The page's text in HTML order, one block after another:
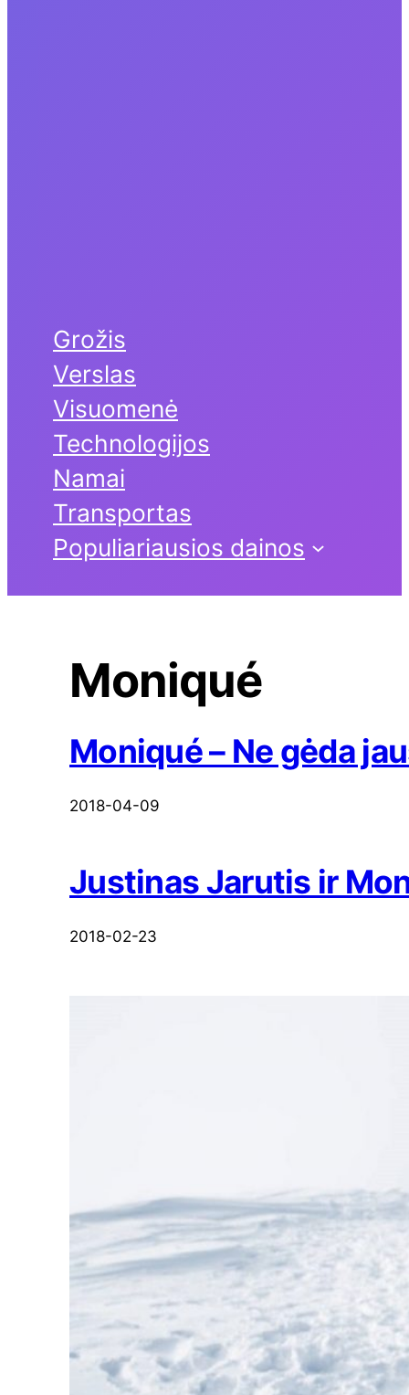
Grožis
Verslas
Visuomenė
Technologijos
Namai
Transportas
Populiariausios dainos
Moniqué
Moniqué – Ne gėda
2018-04-09
Justinas Jarutis ir
2018-02-23